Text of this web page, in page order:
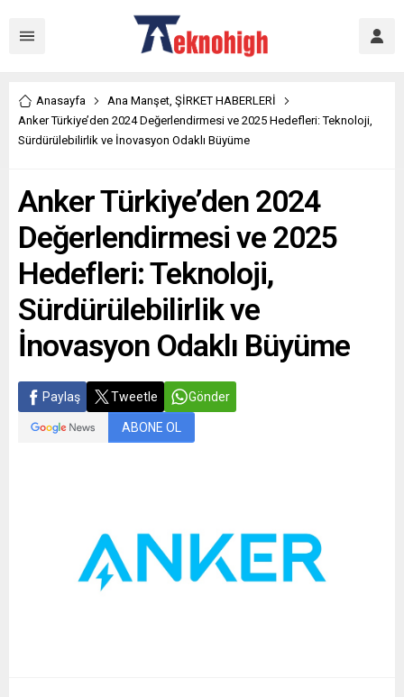
Anasayfa Ana Manşet, ŞİRKET HABERLERİ
Anker Türkiye’den 2024 Değerlendirmesi ve 2025 Hedefleri: Teknoloji,
Sürdürülebilirlik ve İnovasyon Odaklı Büyüme
Anker Türkiye’den 2024
Değerlendirmesi ve 2025
Hedefleri: Teknoloji,
Sürdürülebilirlik ve
İnovasyon Odaklı Büyüme
Paylaş Tweetle Gönder
ABONE OL